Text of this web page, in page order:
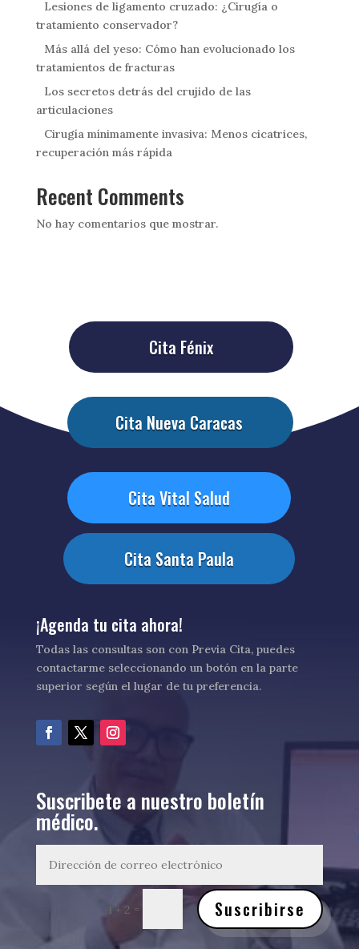
Lesiones de ligamento cruzado: ¿Cirugía o
tratamiento conservador?
Más allá del yeso: Cómo han evolucionado los
tratamientos de fracturas
Los secretos detrás del crujido de las
articulaciones
Cirugía mínimamente invasiva: Menos cicatrices,
recuperación más rápida
Recent Comments
No hay comentarios que mostrar.
Cita Fénix
Cita Nueva Caracas
Cita Vital Salud
Cita Santa Paula
¡Agenda tu cita ahora!
Todas las consultas son con Previa Cita, puedes
contactarme seleccionando un botón en la parte
superior según el lugar de tu preferencia.
Suscribete a nuestro boletín
médico.
1 + 2 = Suscribirse